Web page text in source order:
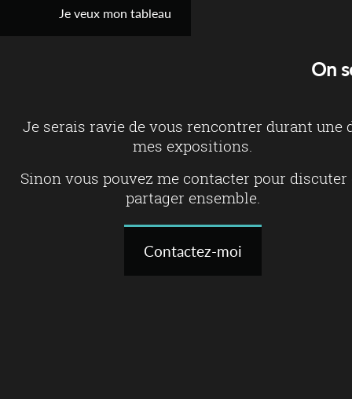
Je veux mon tableau
On
Je serais ravie de vous rencontrer durant une
mes expositions.
Sinon vous pouvez me contacter pour discuter
partager ensemble.
Contactez-moi